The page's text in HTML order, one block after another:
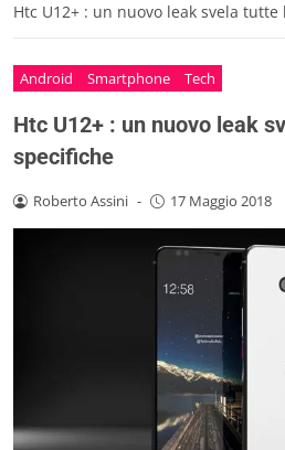
Htc U12+ : un nuovo leak svela tutte
Android Smartphone Tech
Htc U12+ : un nuovo leak
specifiche
Roberto Assini - 17 Maggio 2018